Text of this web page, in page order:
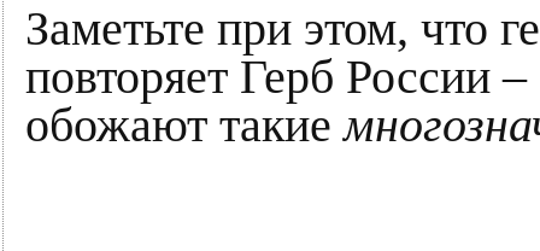
Заметьте при этом, что
повторяет Герб России
обожают такие